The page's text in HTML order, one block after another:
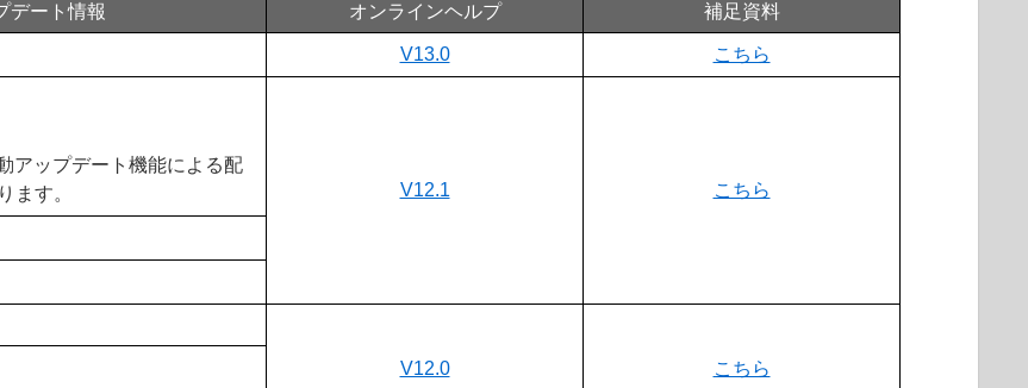
デート情報 オンラインヘルプ 補足資料
V13.0 こちら
アップデート機能による配
ます。
V12.1 こちら
V12.0 こちら